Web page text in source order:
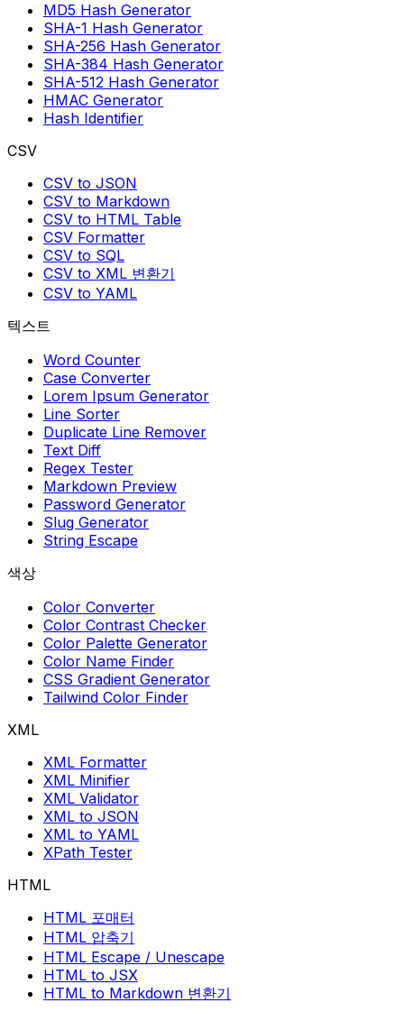
MD5 Hash Generator
SHA-1 Hash Generator
SHA-256 Hash Generator
SHA-384 Hash Generator
SHA-512 Hash Generator
HMAC Generator
Hash Identifier
CSV
CSV to JSON
CSV to Markdown
CSV to HTML Table
CSV Formatter
CSV to SQL
CSV to XML 변환기
CSV to YAML
텍스트
Word Counter
Case Converter
Lorem Ipsum Generator
Line Sorter
Duplicate Line Remover
Text Diff
Regex Tester
Markdown Preview
Password Generator
Slug Generator
String Escape
색상
Color Converter
Color Contrast Checker
Color Palette Generator
Color Name Finder
CSS Gradient Generator
Tailwind Color Finder
XML
XML Formatter
XML Minifier
XML Validator
XML to JSON
XML to YAML
XPath Tester
HTML
HTML 포매터
HTML 압축기
HTML Escape / Unescape
HTML to JSX
HTML to Markdown 변환기